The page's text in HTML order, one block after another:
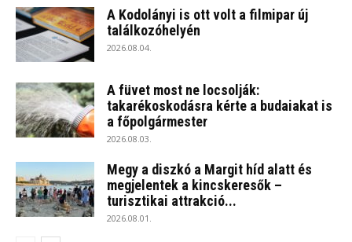
A Kodolányi is ott volt a filmipar új
találkozóhelyén
2026.08.04.
A füvet most ne locsolják:
takarékoskodásra kérte a budaiakat is
a főpolgármester
2026.08.03.
Megy a diszkó a Margit híd alatt és
megjelentek a kincskeresők –
turisztikai attrakció...
2026.08.01.